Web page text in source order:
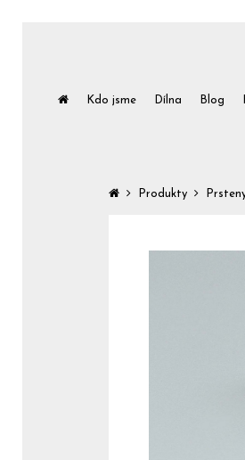
Kdo jsme Dílna Blog
Produkty